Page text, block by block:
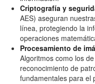
Criptografía y
AES) aseguran
línea, protegiendo la
operaciones
Procesamiento de
Algoritmos como los
reconocimiento de
fundamentales para el